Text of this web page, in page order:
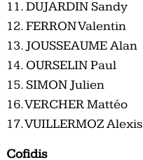
11. DUJARDIN Sandy
12. FERRON Valentin
13. JOUSSEAUME Alan
14. OURSELIN Paul
15. SIMON Julien
16. VERCHER Mattéo
17. VUILLERMOZ Alexis
Cofidis